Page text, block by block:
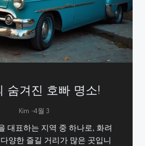
숨겨진 호빠 명소!
Kim -4월 3
대표하는 지역 중 하나로, 화려
양한 즐길 거리가 많은 곳입니